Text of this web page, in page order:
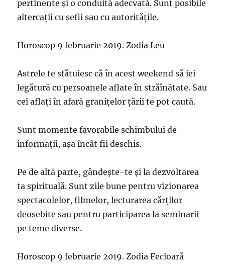
pertinente și o conduită adecvată. Sunt posibile
altercații cu șefii sau cu autoritățile.
Horoscop 9 februarie 2019. Zodia Leu
Astrele te sfătuiesc că în acest weekend să iei
legătură cu persoanele aflate în străînătate. Sau
cei aflați în afară granițelor țării te pot caută.
Sunt momente favorabile schimbului de
informații, așa încât fii deschis.
Pe de altă parte, gândește-te și la dezvoltarea
ta spirituală. Sunt zile bune pentru vizionarea
spectacolelor, filmelor, lecturarea cărților
deosebite sau pentru participarea la seminarii
pe teme diverse.
Horoscop 9 februarie 2019. Zodia Fecioară